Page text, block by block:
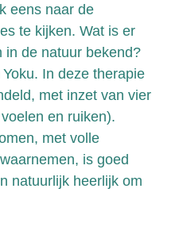
eens naar de
te kijken. Wat is er
in de natuur bekend?
In deze therapie
met inzet van vier
en ruiken).
met volle
is goed
natuurlijk heerlijk om